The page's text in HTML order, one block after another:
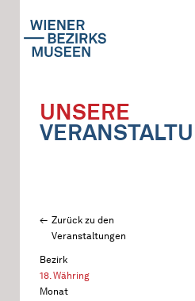
UNSERE
Zurück zu den
Veranstaltungen
Bezirk
18. Währing
Monat